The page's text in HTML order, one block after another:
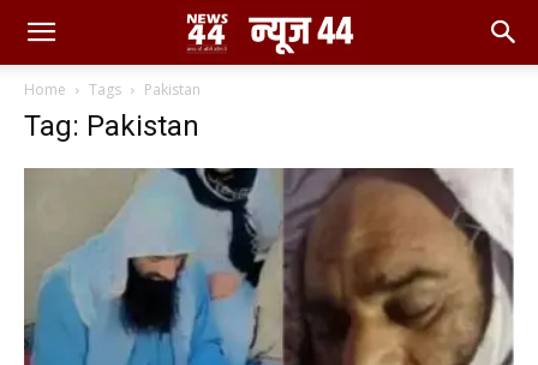
Home Tags Pakistan
Tag: Pakistan